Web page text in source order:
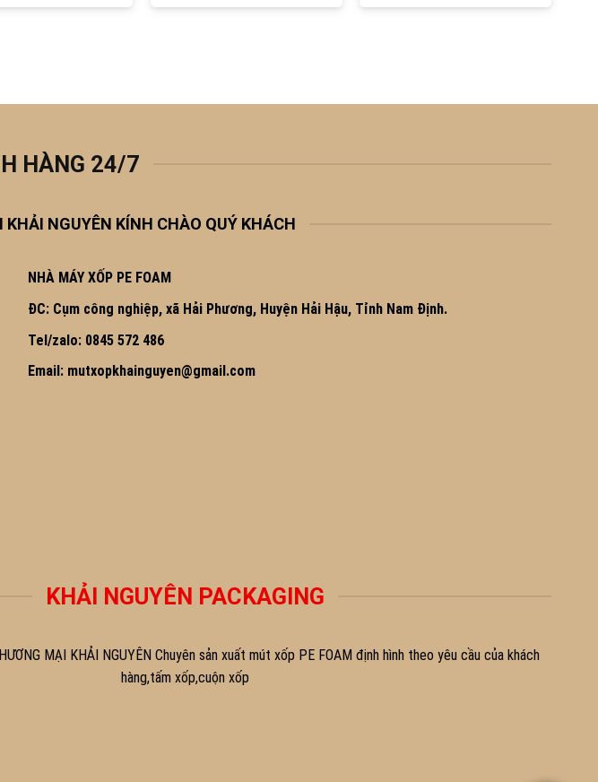
HÀNG 24/7
NGUYÊN KÍNH CHÀO QUÝ KHÁCH
NHÀ MÁY XỐP PE FOAM
ĐC: Cụm công nghiệp, xã Hải Phương, Huyện Hải Hậu, Tỉnh Nam Định.
Tel/zalo: 0845 572 486
Email: mutxopkhainguyen@gmail.com
KHẢI NGUYÊN PACKAGING
MẠI KHẢI NGUYÊN Chuyên sản xuất mút xốp PE FOAM định hình theo yêu cầu của khách
hàng,tấm xốp,cuộn xốp